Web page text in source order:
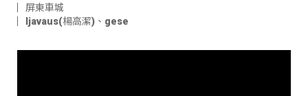
屏東車城
ljavaus(楊高潔) 、 gese